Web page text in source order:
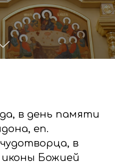
в день памяти
еп.
в
иконы Божией